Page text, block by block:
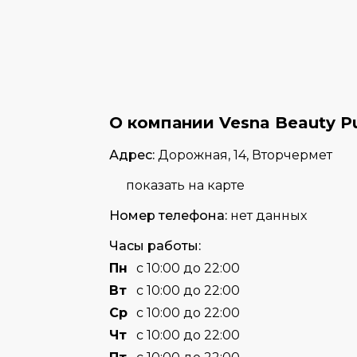
О компании Vesna Beauty
Адрес: Дорожная, 14, Вторчермет
показать на карте
Номер телефона: нет данных
Часы работы:
Пн
с 10:00 до 22:00
Вт
с 10:00 до 22:00
Cр с 10:00 до 22:00
Чт
с 10:00 до 22:00